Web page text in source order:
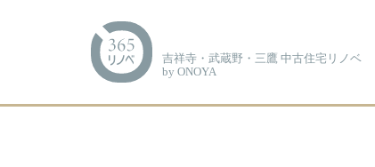
吉祥寺・武蔵野・三鷹 中古住宅リノベ
by ONOYA